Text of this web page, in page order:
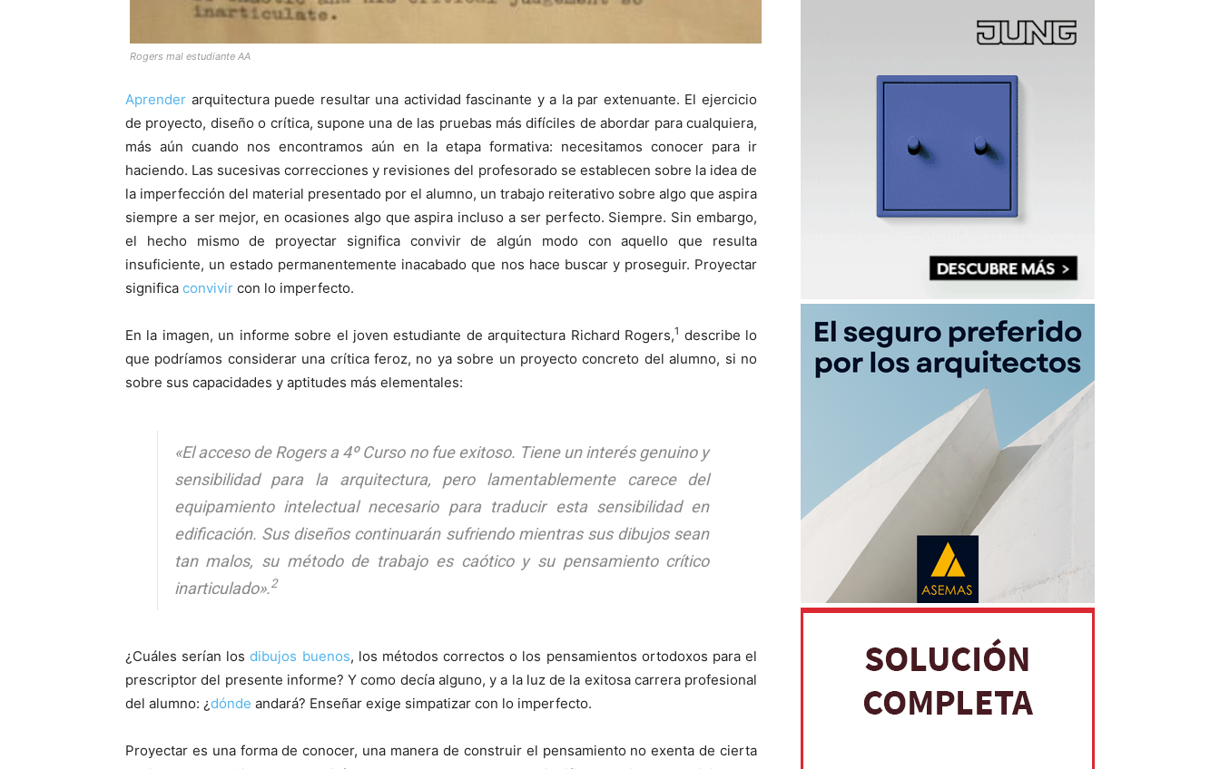
Rogers mal estudiante AA
Aprender arquitectura puede resultar una actividad fascinante y a la par extenuante. El ejercicio
de proyecto, diseño o crítica, supone una de las pruebas más difíciles de abordar para cualquiera,
más aún cuando nos encontramos aún en la etapa formativa: necesitamos conocer para ir
haciendo. Las sucesivas correcciones y revisiones del profesorado se establecen sobre la idea de
la imperfección del material presentado por el alumno, un trabajo reiterativo sobre algo que aspira
siempre a ser mejor, en ocasiones algo que aspira incluso a ser perfecto. Siempre. Sin embargo,
el hecho mismo de proyectar significa convivir de algún modo con aquello que resulta
insuficiente, un estado permanentemente inacabado que nos hace buscar y proseguir. Proyectar
significa convivir con lo imperfecto.
En la imagen, un informe sobre el joven estudiante de arquitectura Richard Rogers,1 describe lo
que podríamos considerar una crítica feroz, no ya sobre un proyecto concreto del alumno, si no
sobre sus capacidades y aptitudes más elementales:
«El acceso de Rogers a 4º Curso no fue exitoso. Tiene un interés genuino y
sensibilidad para la arquitectura, pero lamentablemente carece del
equipamiento intelectual necesario para traducir esta sensibilidad en
edificación. Sus diseños continuarán sufriendo mientras sus dibujos sean
tan malos, su método de trabajo es caótico y su pensamiento crítico
inarticulado».2
¿Cuáles serían losdibujos buenos, los métodos correctos o los pensamientos ortodoxos para el
prescriptor del presente informe? Y como decía alguno, y a la luz de la exitosa carrera profesional
del alumno: ¿dónde andará? Enseñar exige simpatizar con lo imperfecto.
Proyectar es una forma de conocer, una manera de construir el pensamiento no exenta de cierta